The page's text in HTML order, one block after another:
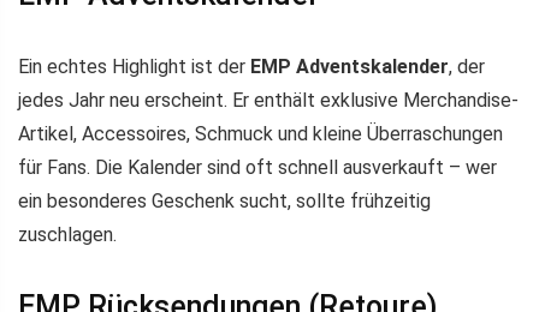
Ein echtes Highlight ist der EMP Adventskalender, der
jedes Jahr neu erscheint. Er enthält exklusive Merchandise-
Artikel, Accessoires, Schmuck und kleine Überraschungen
für Fans. Die Kalender sind oft schnell ausverkauft – wer
ein besonderes Geschenk sucht, sollte frühzeitig
zuschlagen.